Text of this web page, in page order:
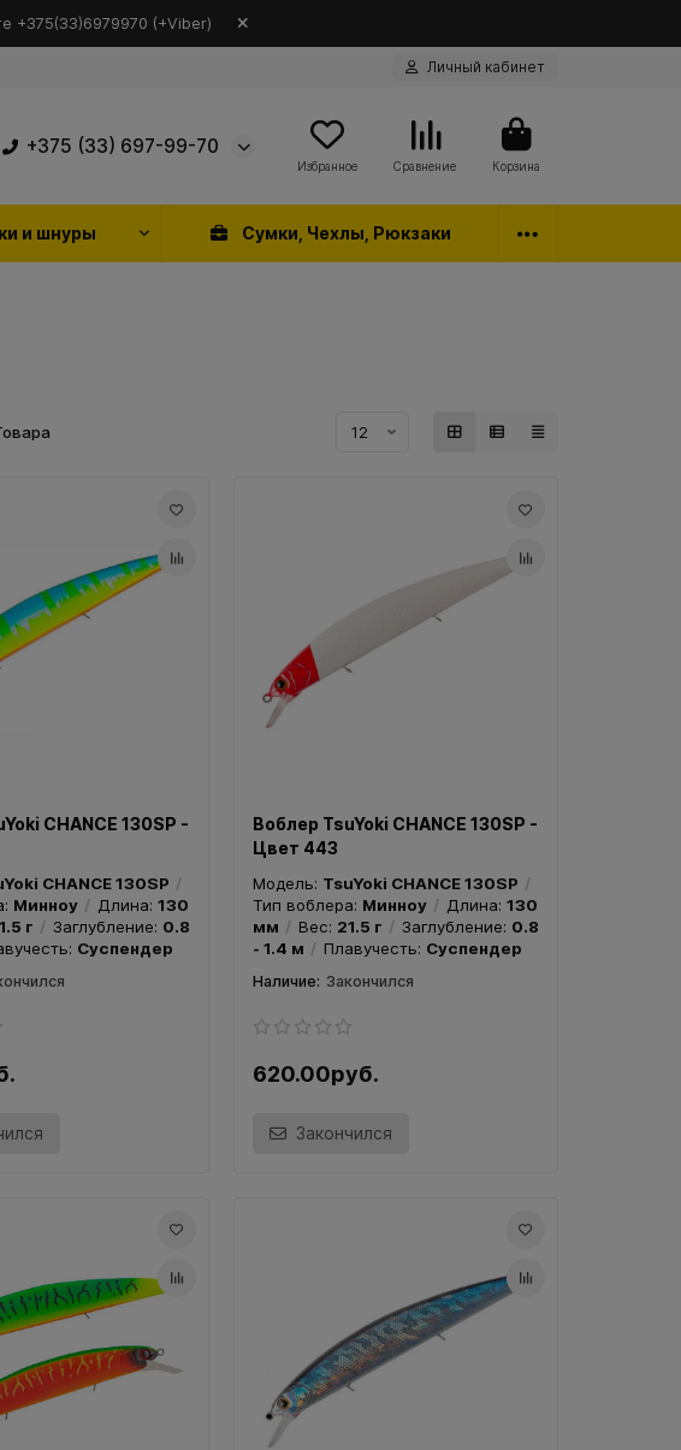
+375(33)6979970 (+Viber)
Личный кабинет
+375 (33) 697-99-70
Избранное Сравнение Корзина
и шнуры Сумки, Чехлы, Рюкзаки
CHANCE 130SP -
CHANCE 130SP
Минноу Длина: 130
г Заглубление: 0.8
Суспендер
Воблер TsuYoki CHANCE 130SP -
Цвет 443
Модель: TsuYoki CHANCE 130SP
Тип воблера: Минноу Длина: 130
мм
Вес: 21.5 г Заглубление: 0.8
- 1.4 м
Плавучесть: Суспендер
Закончился
620.00руб.
Закончился